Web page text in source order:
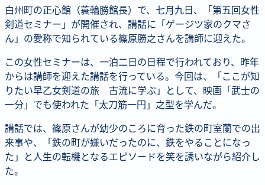
第４回 八ヶ岳高原文学賞
白州町の正心館（蓑輪勝館長）で、七月九日、「第五回女性
剣道セミナー」が開催され、講話に「ゲージツ家のクマさ
ん」の愛称で知られている篠原勝之さんを講師に迎えた。
この女性セミナーは、一泊二日の日程で行われており、昨年
からは講師を迎えた講話を行っている。今回は、「ここが知
りたい早乙女剣道の旅 古流に学ぶ」として、映画「武士の
一分」でも使われた「太刀筋一円」之型を学んだ。
講話では、篠原さんが幼少のころに育った鉄の町室蘭での出
来事や、「鉄の町が嫌いだったのに、鉄をやることになっ
た」と人生の転機となるエピソードを笑を誘いながら紹介し
た。